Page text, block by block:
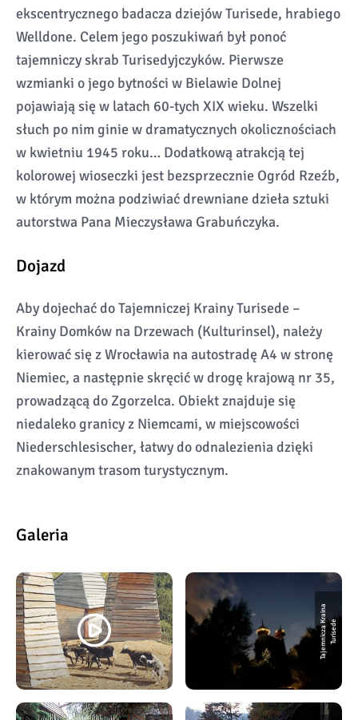
ekscentrycznego badacza dziejów Turisede, hrabiego
Welldone. Celem jego poszukiwań był ponoć
tajemniczy skrab Turisedyjczyków. Pierwsze
wzmianki o jego bytności w Bielawie Dolnej
pojawiają się w latach 60-tych XIX wieku. Wszelki
słuch po nim ginie w dramatycznych okolicznościach
w kwietniu 1945 roku… Dodatkową atrakcją tej
kolorowej wioseczki jest bezsprzecznie Ogród Rzeźb,
w którym można podziwiać drewniane dzieła sztuki
autorstwa Pana Mieczysława Grabuńczyka.
Dojazd
Aby dojechać do Tajemniczej Krainy Turisede –
Krainy Domków na Drzewach (Kulturinsel), należy
kierować się z Wrocławia na autostradę A4 w stronę
Niemiec, a następnie skręcić w drogę krajową nr 35,
prowadzącą do Zgorzelca. Obiekt znajduje się
niedaleko granicy z Niemcami, w miejscowości
Niederschlesischer, łatwy do odnalezienia dzięki
znakowanym trasom turystycznym.
Galeria
T
a
j
e
m
ni
c
z
aK
r
ai
n
a
T
u
ri
s
e
de